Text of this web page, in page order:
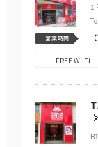
1
営業時間
FREE Wi-Fi